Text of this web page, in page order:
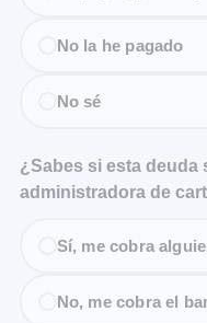
No la he pagado
No sé
¿Sabes si esta deuda
administradora de
Sí, me cobra
No, me cobra el